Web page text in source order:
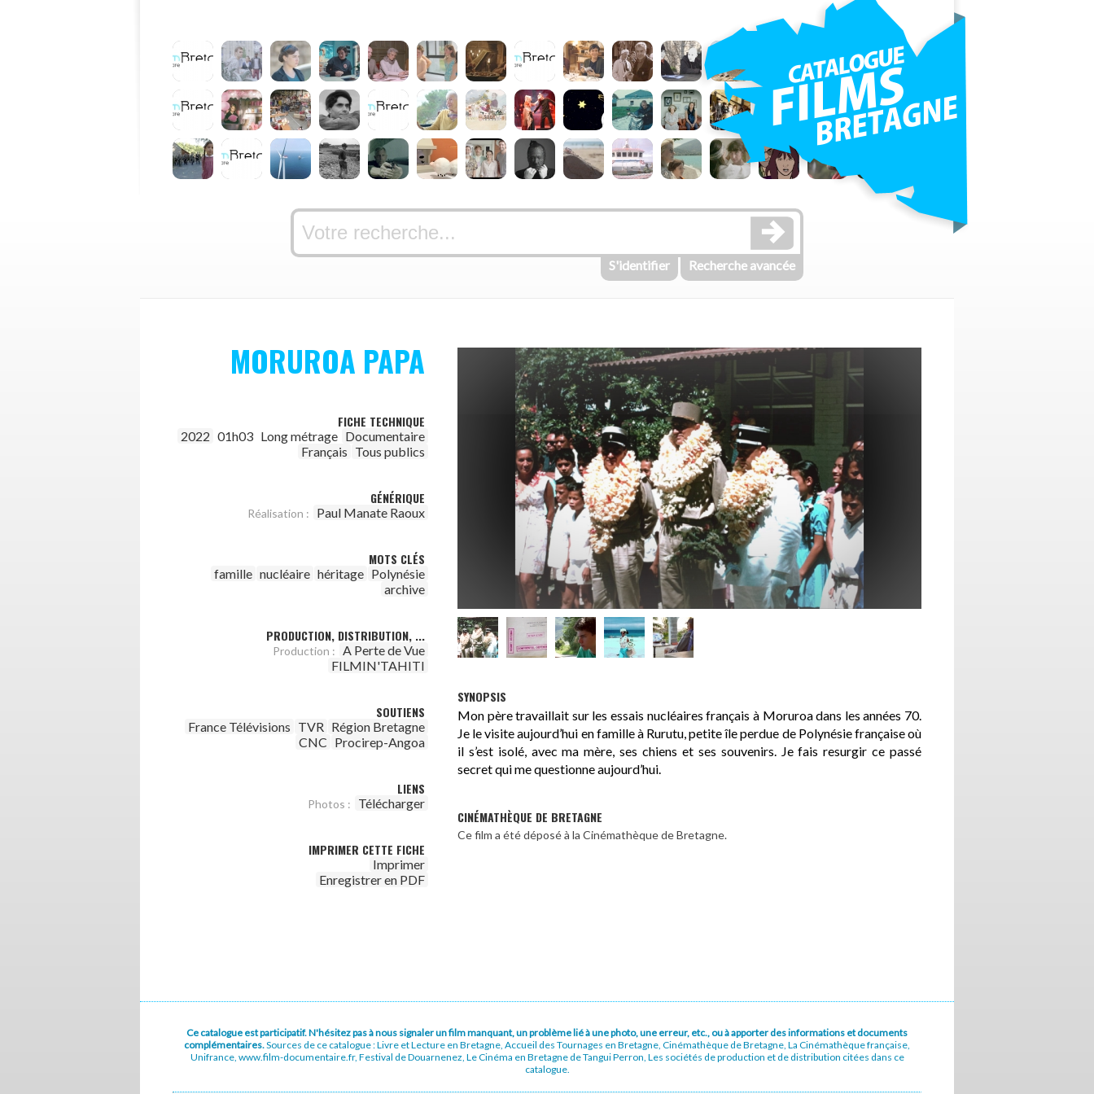
S'identifier Recherche avancée
MORUROA PAPA
FICHE TECHNIQUE
2022 01h03 Long métrage Documentaire
Français Tous publics
GÉNÉRIQUE
Réalisation : Paul Manate Raoux
MOTS CLÉS
famille nucléaire héritage Polynésie
archive
PRODUCTION, DISTRIBUTION, ...
Production : A Perte de Vue
FILMIN'TAHITI
SOUTIENS
France Télévisions TVR Région Bretagne
CNC Procirep-Angoa
LIENS
Photos : Télécharger
IMPRIMER CETTE FICHE
Imprimer
Enregistrer en PDF
SYNOPSIS
Mon père travaillait sur les essais nucléaires français à Moruroa dans les années 70.
Je le visite aujourd’hui en famille à Rurutu, petite île perdue de Polynésie française où
il s’est isolé, avec ma mère, ses chiens et ses souvenirs. Je fais resurgir ce passé
secret qui me questionne aujourd’hui.
CINÉMATHÈQUE DE BRETAGNE
Ce film a été déposé à la Cinémathèque de Bretagne.
Ce catalogue est participatif. N'hésitez pas à nous signaler un film manquant, un problème lié à une photo, une erreur, etc., ou à apporter des informations et documents
complémentaires.Sources de ce catalogue : Livre et Lecture en Bretagne, Accueil des Tournages en Bretagne, Cinémathèque de Bretagne, La Cinémathèque française,
Unifrance, www.film-documentaire.fr, Festival de Douarnenez, Le Cinéma en Bretagne de Tangui Perron, Les sociétés de production et de distribution citées dans ce
catalogue.